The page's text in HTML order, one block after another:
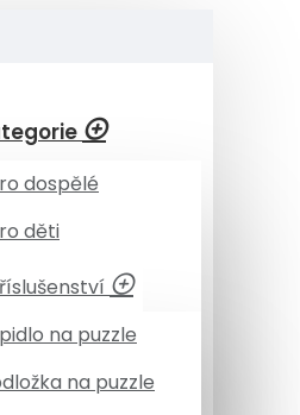
dospělé
děti
na puzzle
na puzzle